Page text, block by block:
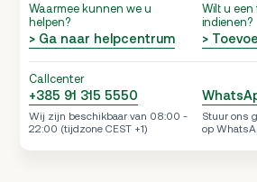
Waarmee kunnen we u
helpen?
> Ga naar helpcentrum
Wilt u
indienen?
>
Callcenter
+385 91 315 5550
Wij zijn beschikbaar van 08:00 -
22:00 (tijdzone CEST +1)
Stuur ons
op